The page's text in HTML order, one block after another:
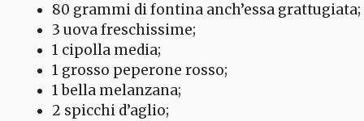
80 grammi di fontina anch’essa grattugiata;
3 uova freschissime;
1 cipolla media;
1 grosso peperone rosso;
1 bella melanzana;
2 spicchi d’aglio;